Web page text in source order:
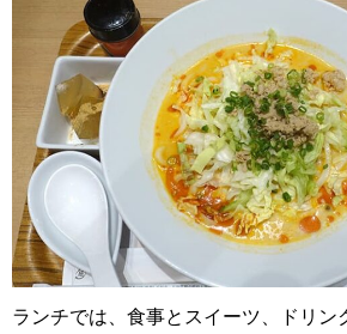
ランチでは、食事とスイーツ、ドリン